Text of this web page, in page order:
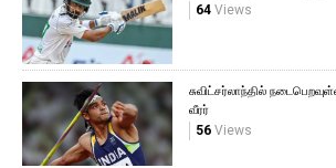
64Views
சுவிட்சர்லாந்தில்
வீரர்
56Views